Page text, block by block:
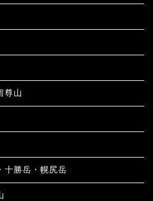
尊山
十勝岳・幌尻岳